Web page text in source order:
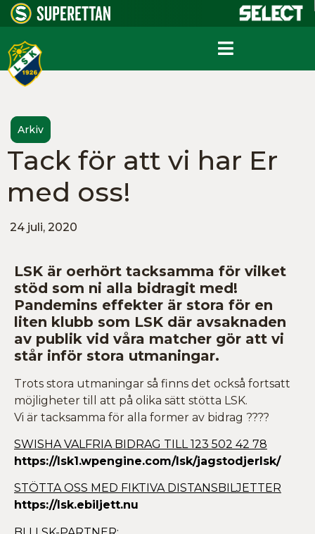
Arkiv
Tack för att vi har Er
med oss!
24 juli, 2020
LSK är oerhört tacksamma för vilket
stöd som ni alla bidragit med!
Pandemins effekter är stora för en
liten klubb som LSK där avsaknaden
av publik vid våra matcher gör att vi
står inför stora utmaningar.
Trots stora utmaningar så finns det också fortsatt
möjligheter till att på olika sätt stötta LSK.
Vi är tacksamma för alla former av bidrag ????
SWISHA VALFRIA BIDRAG TILL 123 502 42 78
https://lsk1.wpengine.com/lsk/jagstodjerlsk/
STÖTTA OSS MED FIKTIVA DISTANSBILJETTER
https://lsk.ebiljett.nu